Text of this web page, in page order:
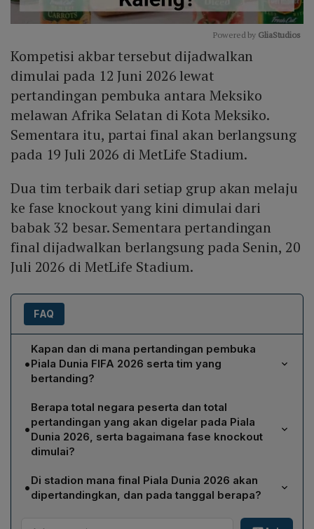
Powered by GliaStudios
Kompetisi akbar tersebut dijadwalkan
dimulai pada 12 Juni 2026 lewat
pertandingan pembuka antara Meksiko
melawan Afrika Selatan di Kota Meksiko.
Sementara itu, partai final akan berlangsung
pada 19 Juli 2026 di MetLife Stadium.
Dua tim terbaik dari setiap grup akan melaju
ke fase knockout yang kini dimulai dari
babak 32 besar. Sementara pertandingan
final dijadwalkan berlangsung pada Senin, 20
Juli 2026 di MetLife Stadium.
FAQ
•
Kapan dan di mana pertandingan pembuka
Piala Dunia FIFA 2026 serta tim yang
bertanding?
Juni 2026 pukul 02.00 WIB, mempertemukan Meksiko
melawan Afrika Selatan di Stadion Kota Meksiko,
Meksiko.
•
Berapa total negara peserta dan total
pertandingan yang akan digelar pada Piala
Dunia 2026, serta bagaimana fase knockout
dimulai?
Turnamen ini melibatkan 48 negara peserta dengan
total 104 pertandingan. Fase knockout dimulai dari
babak 32 besar, dimana dua tim terbaik dari setiap grup
•Di stadion mana final Piala Dunia 2026 akan
dipertandingkan, dan pada tanggal berapa?
Final dijadwalkan pada Senin, 20 Juli 2026 dan akan